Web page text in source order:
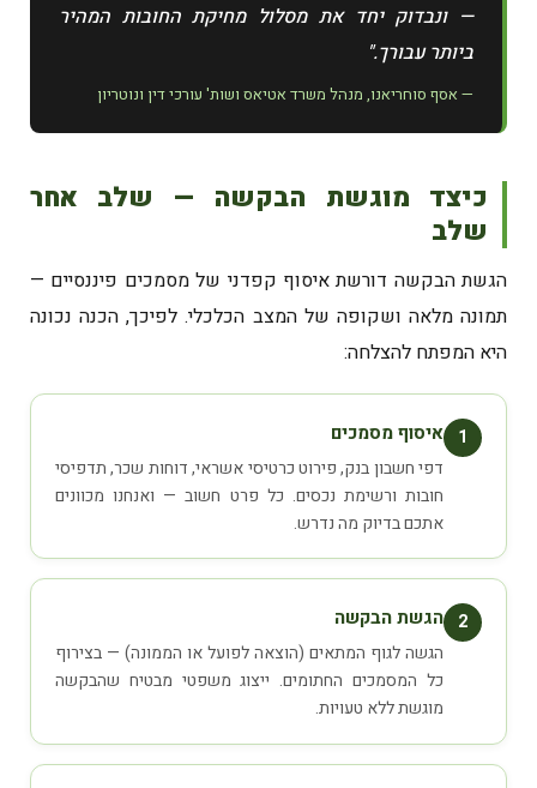
— ונבדוק יחד את מסלול מחיקת החובות המהיר
ביותר עבורך."
— אסף סוחריאנו, מנהל משרד אטיאס ושות' עורכי דין ונוטריון
כיצד מוגשת הבקשה — שלב אחר
שלב
הגשת הבקשה דורשת איסוף קפדני של מסמכים פיננסיים —
תמונה מלאה ושקופה של המצב הכלכלי. לפיכך, הכנה נכונה
היא המפתח להצלחה:
1 איסוף מסמכים
דפי חשבון בנק, פירוט כרטיסי אשראי, דוחות שכר, תדפיסי
חובות ורשימת נכסים. כל פרט חשוב — ואנחנו מכוונים
אתכם בדיוק מה נדרש.
2 הגשת הבקשה
הגשה לגוף המתאים (הוצאה לפועל או הממונה) — בצירוף
כל המסמכים החתומים. ייצוג משפטי מבטיח שהבקשה
מוגשת ללא טעויות.